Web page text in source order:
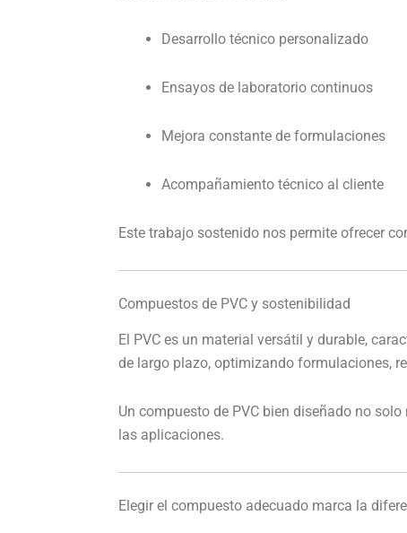
Desarrollo técnico personalizado
Ensayos de laboratorio continuos
Mejora constante de formulaciones
Acompañamiento técnico al cliente
Este trabajo sostenido nos permite ofrecer
Compuestos de PVC y sostenibilidad
El PVC es un material versátil y durable,
de largo plazo, optimizando formulaciones,
Un compuesto de PVC bien diseñado no
las aplicaciones.
Elegir el compuesto adecuado marca la